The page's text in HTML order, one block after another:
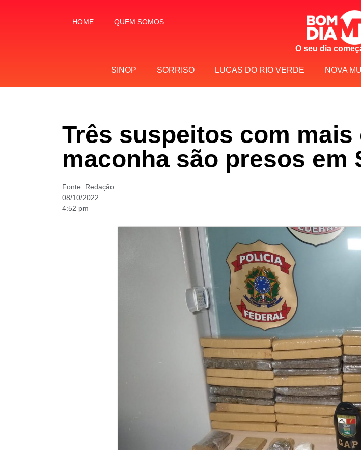
HOME QUEM SOMOS
O seu dia
SINOP SORRISO LUCAS DO RIO VERDE NOVA
Três suspeitos com mais
maconha são presos em
Fonte: Redação
08/10/2022
4:52 pm